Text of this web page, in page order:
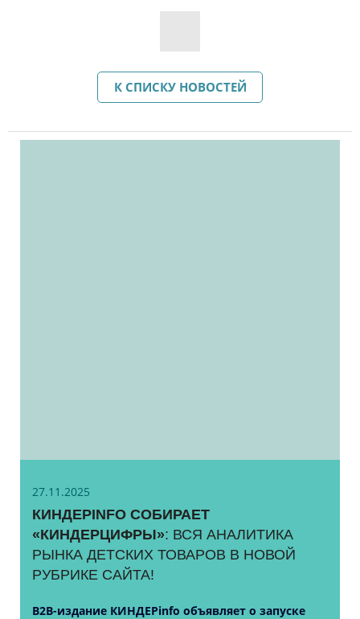
К СПИСКУ НОВОСТЕЙ
27.11.2025
КИНДЕРINFO СОБИРАЕТ
«КИНДЕРЦИФРЫ»: ВСЯ АНАЛИТИКА
РЫНКА ДЕТСКИХ ТОВАРОВ В НОВОЙ
РУБРИКЕ САЙТА!
B2B-издание КИНДЕРinfo объявляет о запуске